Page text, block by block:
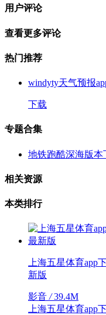
用户评论
查看更多评论
热门推荐
windyty天气预报
下载
专题合集
地铁跑酷深海版本
相关资源
本类排行
上海五星体育app
新版
影音/39.4M
上海五星体育app